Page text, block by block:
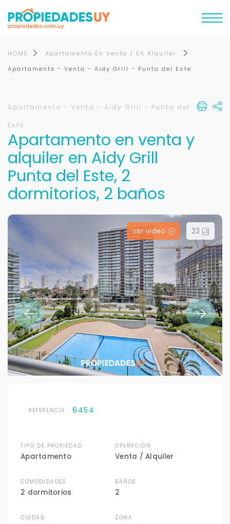
HOME
Apartamento En Venta / En Alquiler
Apartamento - Venta - Aidy Grill - Punta del Este
Apartamento - Venta - Aidy Grill - Punta del
Este
Apartamento en venta y
alquiler en Aidy Grill
Punta del Este, 2
dormitorios, 2 baños
Ver video 23
REFERENCIA: 6454
TIPO DE PROPIEDAD
Apartamento
OPERACIÓN
Venta / Alquiler
COMODIDADES
2 dormitorios
BAÑOS
2
CIUDAD ZONA